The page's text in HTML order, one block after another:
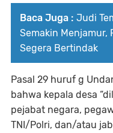
Baca Juga : Judi
Semakin Menjamur,
Segera Bertindak
Pasal 29 huruf g
bahwa kepala desa
pejabat negara,
TNI/Polri, dan/atau